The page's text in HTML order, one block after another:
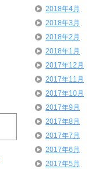
2018年4月
2018年3月
2018年2月
2018年1月
2017年12月
2017年11月
2017年10月
2017年9月
2017年8月
2017年7月
2017年6月
2017年5月